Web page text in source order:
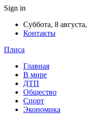
Sign in
Суббота, 8
Контакты
Плиса
Главная
В мире
ДТП
Общество
Спорт
Экономика